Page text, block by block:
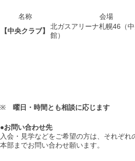
名称 会場
【中央クラブ】
北ガスアリーナ札幌46（
館）
※ 曜日・時間とも相談に応じます
●お問い合わせ先
入会・見学などをご希望の方は、それぞ
本部までお問い合わせ願います。